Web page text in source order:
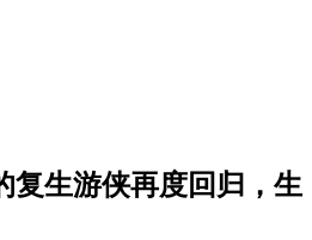
复生游侠再度回归，生